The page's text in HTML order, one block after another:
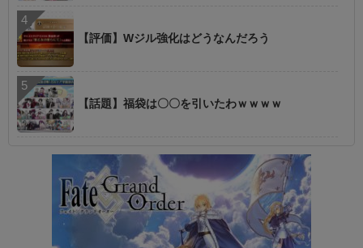
【評価】Wジル強化はどうなんだろう
【話題】福袋は〇〇を引いたわｗｗｗｗ